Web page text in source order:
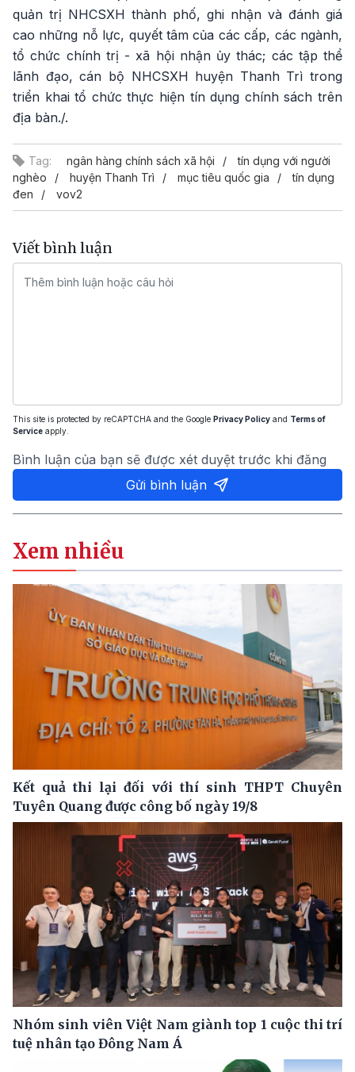
quản trị NHCSXH thành phố, ghi nhận và đánh giá
cao những nỗ lực, quyết tâm của các cấp, các ngành,
tổ chức chính trị - xã hội nhận ủy thác; các tập thể
lãnh đạo, cán bộ NHCSXH huyện Thanh Trì trong
triển khai tổ chức thực hiện tín dụng chính sách trên
địa bàn./.
Tag: ngân hàng chính sách xã hội
tín dụng với người
nghèo
huyện Thanh Trì mục tiêu quốc gia
tín dụng
đen
vov2
Viết bình luận
This site is protected by reCAPTCHA and the Google Privacy Policy and Terms of
Service apply.
Bình luận của bạn sẽ được xét duyệt trước khi đăng
Gửi bình luận
Xem nhiều
Kết quả thi lại đối với thí sinh THPT Chuyên
Tuyên Quang được công bố ngày 19/8
Nhóm sinh viên Việt Nam giành top 1 cuộc thi trí
tuệ nhân tạo Đông Nam Á